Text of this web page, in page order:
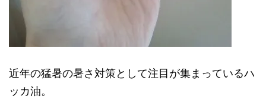
近年の猛暑の暑さ対策として注目が集まっているハ
ッカ油。